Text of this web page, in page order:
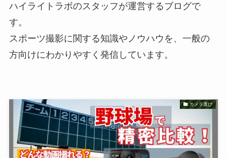
ハイライトラボのスタッフが運営するブログで
す。
スポーツ撮影に関する知識やノウハウを、一般の
方向けにわかりやすく発信しています。
カメラ選び